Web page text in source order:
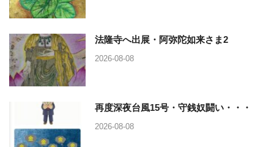
法隆寺へ出展・阿弥陀如来さま2
2026-08-08
再度深夜台風15号・守銭奴闘い・・・
2026-08-08